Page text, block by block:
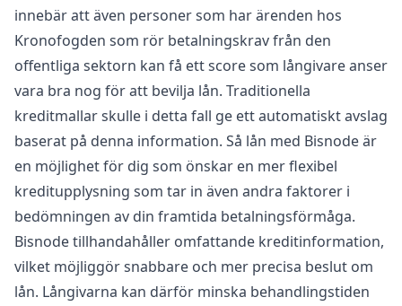
innebär att även personer som har ärenden hos
Kronofogden som rör betalningskrav från den
offentliga sektorn kan få ett score som långivare anser
vara bra nog för att bevilja lån. Traditionella
kreditmallar skulle i detta fall ge ett automatiskt avslag
baserat på denna information. Så lån med Bisnode är
en möjlighet för dig som önskar en mer flexibel
kreditupplysning som tar in även andra faktorer i
bedömningen av din framtida betalningsförmåga.
Bisnode tillhandahåller omfattande kreditinformation,
vilket möjliggör snabbare och mer precisa beslut om
lån. Långivarna kan därför minska behandlingstiden